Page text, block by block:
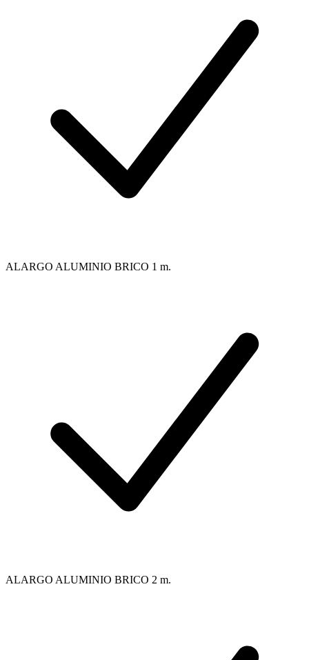
ALARGO ALUMINIO BRICO 1 m.
ALARGO ALUMINIO BRICO 2 m.